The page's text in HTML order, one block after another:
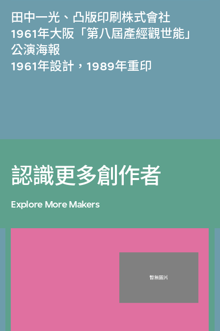
田中一光 、 凸版印刷株式會社
1961年大阪「第八屆產經觀世能」
公演海報
1961年設計，1989年重印
認識更多創作者
Explore More Makers